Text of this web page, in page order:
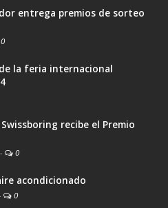
entrega premios de sorteo
0
la feria internacional
recibe el Premio
- 0
acondicionado
0